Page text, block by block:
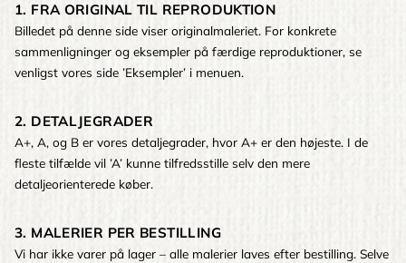
1. FRA ORIGINAL TIL REPRODUKTION
Billedet på denne side viser originalmaleriet. For konkrete
sammenligninger og eksempler på færdige reproduktioner, se
venligst vores side ’Eksempler’ i menuen.
2. DETALJEGRADER
A+, A, og B er vores detaljegrader, hvor A+ er den højeste. I de
fleste tilfælde vil ’A’ kunne tilfredsstille selv den mere
detaljeorienterede køber.
3. MALERIER PER BESTILLING
Vi har ikke varer på lager – alle malerier laves efter bestilling. Selve